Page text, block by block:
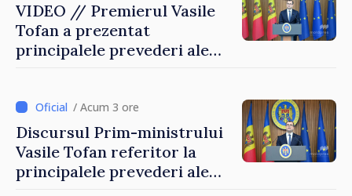
VIDEO // Premierul Vasile
Tofan a prezentat
principalele prevederi ale
/ Acum 3 ore
Discursul Prim-ministrului
Vasile Tofan referitor la
principalele prevederi ale